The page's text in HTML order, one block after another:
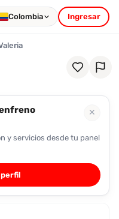
Colombia Ingresar
✕
y servicios desde tu panel